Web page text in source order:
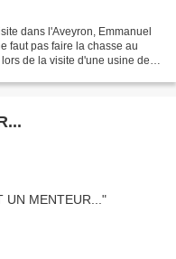
dans l'Aveyron, Emmanuel
faut pas faire la chasse au
de la visite d'une usine de